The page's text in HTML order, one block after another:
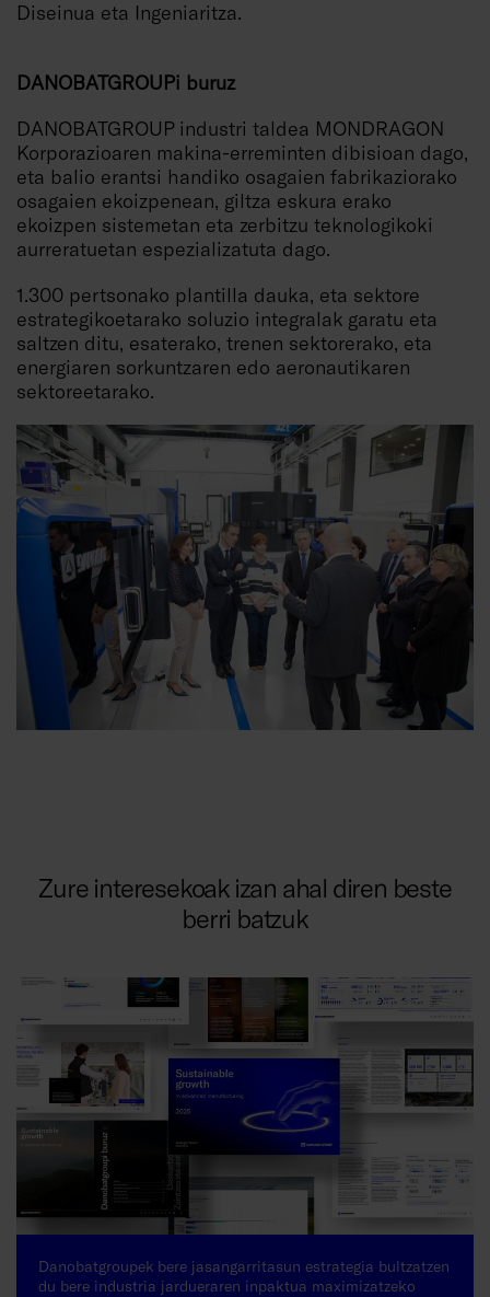
Diseinua eta Ingeniaritza.
DANOBATGROUPi buruz
DANOBATGROUP industri taldea MONDRAGON
Korporazioaren makina-erreminten dibisioan dago,
eta balio erantsi handiko osagaien fabrikaziorako
osagaien ekoizpenean, giltza eskura erako
ekoizpen sistemetan eta zerbitzu teknologikoki
aurreratuetan espezializatuta dago.
1.300 pertsonako plantilla dauka, eta sektore
estrategikoetarako soluzio integralak garatu eta
saltzen ditu, esaterako, trenen sektorerako, eta
energiaren sorkuntzaren edo aeronautikaren
sektoreetarako.
Zure interesekoak izan ahal diren beste
berri batzuk
Danobatgroupek bere jasangarritasun estrategia bultzatzen
du bere industria jardueraren inpaktua maximizatzeko